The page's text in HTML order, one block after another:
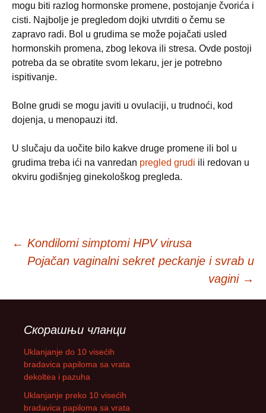
mogu biti razlog hormonske promene, postojanje čvorića i
cisti. Najbolje je pregledom dojki utvrditi o čemu se
zapravo radi. Bol u grudima se može pojačati usled
hormonskih promena, zbog lekova ili stresa. Ovde postoji
potreba da se obratite svom lekaru, jer je potrebno
ispitivanje.
Bolne grudi se mogu javiti u ovulaciji, u trudnoći, kod
dojenja, u menopauzi itd.
U slučaju da uočite bilo kakve druge promene ili bol u
grudima treba ići na vanredan pregled grudi ili redovan u
okviru godišnjeg ginekološkog pregleda.
Кретање
чланака
← Kondilomi simptomi HPV virusa
Pojačan vaginalni sekret peckanje i svrab u
vagini →
Скорашњи чланци
Uklanjanje do 10 visećih
bradavica papiloma sa vrata
dekoltea i pazuha
Uklanjanje preko 10 visećih
bradavica papiloma sa vrata